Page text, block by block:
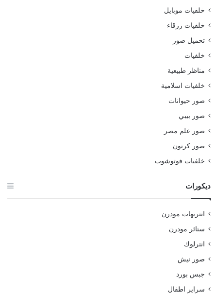
خلفيات موبايل
خلفيات زرقاء
تحميل صور
خلفيات
مناظر طبيعية
خلفيات اسلامية
صور حيوانات
صور بيبي
صور علم مصر
صور كرتون
خلفيات فوتوشوب
ديكورات
انتريهات مودرن
ستائر مودرن
انترلوك
صور نيش
جبس بورد
سراير اطفال